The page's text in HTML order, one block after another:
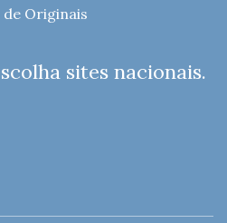
de Originais
sites nacionais.